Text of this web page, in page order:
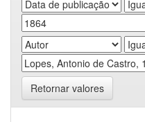
Retornar valores